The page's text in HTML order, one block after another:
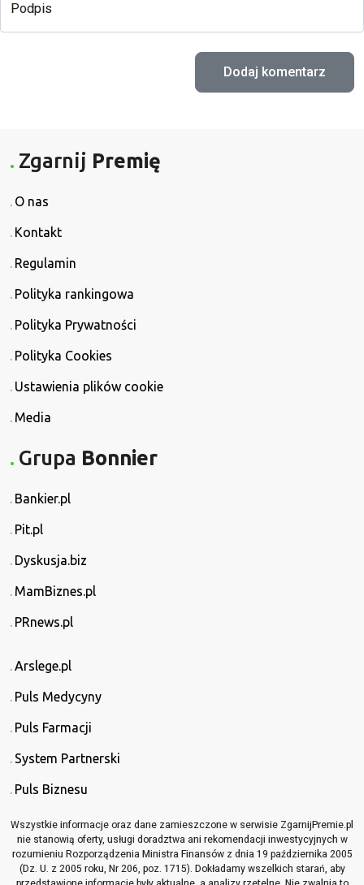
Podpis
Zgarnij Premię
O nas
Kontakt
Regulamin
Polityka rankingowa
Polityka Prywatności
Polityka Cookies
Ustawienia plików cookie
Media
Grupa Bonnier
Bankier.pl
Pit.pl
Dyskusja.biz
MamBiznes.pl
PRnews.pl
Arslege.pl
Puls Medycyny
Puls Farmacji
System Partnerski
Puls Biznesu
Wszystkie informacje oraz dane zamieszczone w serwisie ZgarnijPremie.pl
nie stanowią oferty, usługi doradztwa ani rekomendacji inwestycyjnych w
rozumieniu Rozporządzenia Ministra Finansów z dnia 19 października 2005
(Dz. U. z 2005 roku, Nr 206, poz. 1715). Dokładamy wszelkich starań, aby